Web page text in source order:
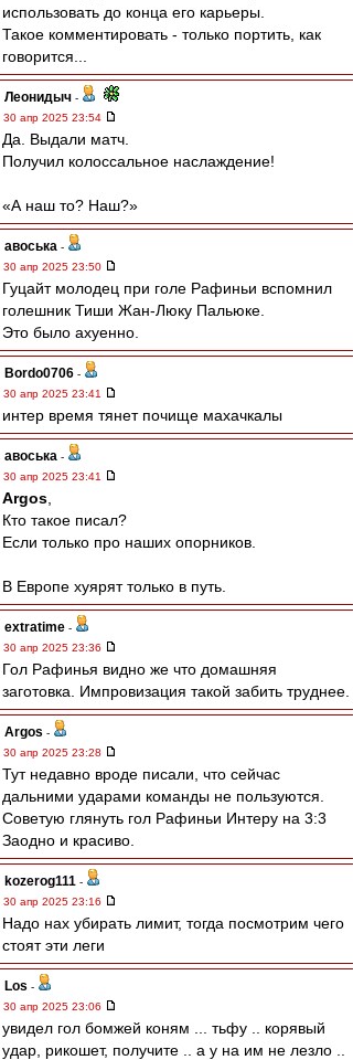
использовать до конца его карьеры.
Такое комментировать - только портить, как
говорится...
Леонидыч -
30 апр 2025 23:54
Да. Выдали матч.
Получил колоссальное наслаждение!
«А наш то? Наш?»
авоська -
30 апр 2025 23:50
Гуцайт молодец при голе Рафиньи вспомнил
голешник Тиши Жан-Люку Пальюке.
Это было ахуенно.
Bordo0706 -
30 апр 2025 23:41
интер время тянет почище махачкалы
авоська -
30 апр 2025 23:41
Argos
Кто такое писал?
Если только про наших опорников.
В Европе хуярят только в путь.
extratime -
30 апр 2025 23:36
Гол Рафинья видно же что домашняя
заготовка. Импровизация такой забить труднее.
Argos -
30 апр 2025 23:28
Тут недавно вроде писали, что сейчас
дальними ударами команды не пользуются.
Советую глянуть гол Рафиньи Интеру на 3:3
Заодно и красиво.
kozerog111 -
30 апр 2025 23:16
Надо нах убирать лимит, тогда посмотрим чего
стоят эти леги
Los -
30 апр 2025 23:06
увидел гол бомжей коням ... тьфу .. корявый
удар, рикошет, получите .. а у на им не лезло ..